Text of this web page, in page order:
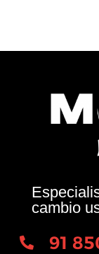
cambio
91